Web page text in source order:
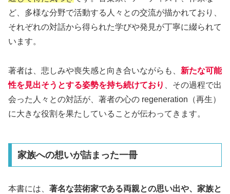
ど、多様な分野で活動する人々との交流が描かれており、
それぞれの対話から得られた学びや発見が丁寧に綴られて
います。
著者は、悲しみや喪失感と向き合いながらも、 新たな可能
性を見出そうとする姿勢を持ち続けており
、その過程で出
会った人々との対話が、著者の心の regeneration（再生）
に大きな役割を果たしていることが伝わってきます。
家族への想いが詰まった一冊
本書には、 著名な芸術家である両親との思い出や、家族と